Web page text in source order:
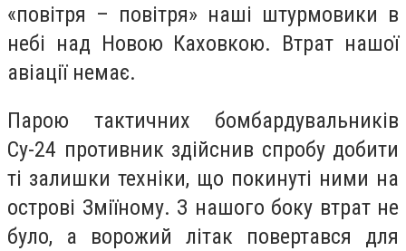
«повітря – повітря» наші штурмовики в
небі над Новою Каховкою. Втрат нашої
авіації немає.
Парою тактичних бомбардувальників
Су-24 противник здійснив спробу добити
ті залишки техніки, що покинуті ними на
острові Зміїному. З нашого боку втрат не
було, а ворожий літак повертався для